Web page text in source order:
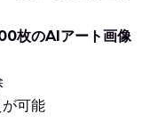
枚のAIアート画像
可能